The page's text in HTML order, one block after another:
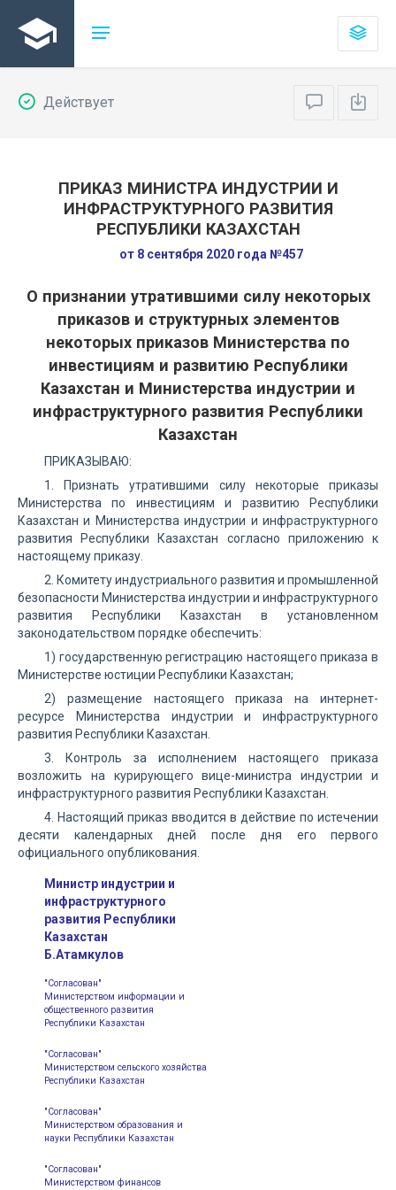
Действует
ПРИКАЗ МИНИСТРА ИНДУСТРИИ И
ИНФРАСТРУКТУРНОГО РАЗВИТИЯ
РЕСПУБЛИКИ КАЗАХСТАН
от 8 сентября 2020 года №457
О признании утратившими силу некоторых
приказов и структурных элементов
некоторых приказов Министерства по
инвестициям и развитию Республики
Казахстан и Министерства индустрии и
инфраструктурного развития Республики
Казахстан
ПРИКАЗЫВАЮ:
1. Признать утратившими силу некоторые приказы
Министерства по инвестициям и развитию Республики
Казахстан и Министерства индустрии и инфраструктурного
развития Республики Казахстан согласно приложению к
настоящему приказу.
2. Комитету индустриального развития и промышленной
безопасности Министерства индустрии и инфраструктурного
развития Республики Казахстан в установленном
законодательством порядке обеспечить:
1) государственную регистрацию настоящего приказа в
Министерстве юстиции Республики Казахстан;
2) размещение настоящего приказа на интернет-
ресурсе Министерства индустрии и инфраструктурного
развития Республики Казахстан.
3. Контроль за исполнением настоящего приказа
возложить на курирующего вице-министра индустрии и
инфраструктурного развития Республики Казахстан.
4. Настоящий приказ вводится в действие по истечении
десяти календарных дней после дня его первого
официального опубликования.
Министр индустрии и
инфраструктурного
развития Республики
Казахстан
Б.Атамкулов
"Согласован"
Министерством информации и
общественного развития
Республики Казахстан
"Согласован"
Министерством сельского хозяйства
Республики Казахстан
"Согласован"
Министерством образования и
науки Республики Казахстан
"Согласован"
Министерством финансов